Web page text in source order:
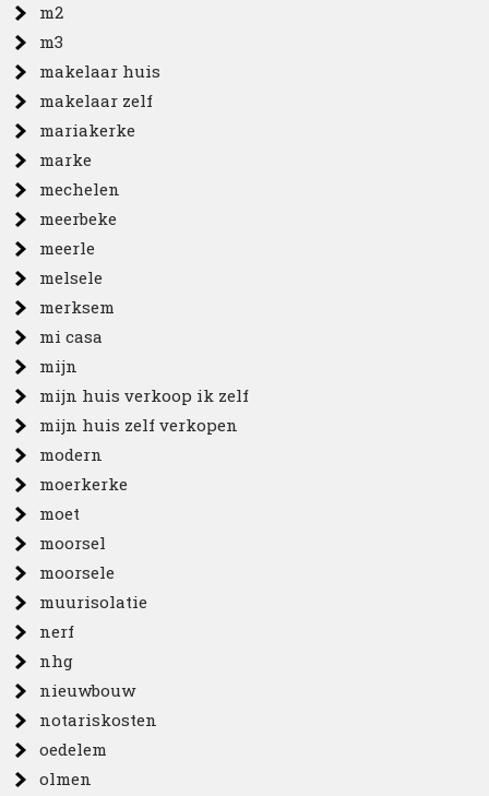
m2
m3
makelaar huis
makelaar zelf
mariakerke
marke
mechelen
meerbeke
meerle
melsele
merksem
mi casa
mijn
mijn huis verkoop ik zelf
mijn huis zelf verkopen
modern
moerkerke
moet
moorsel
moorsele
muurisolatie
nerf
nhg
nieuwbouw
notariskosten
oedelem
olmen